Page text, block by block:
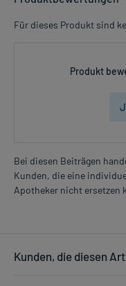
Für dieses Produkt sind
Produkt
Bei diesen Beiträgen
Kunden, die eine
Apotheker nicht ersetzen
Kunden, die diesen